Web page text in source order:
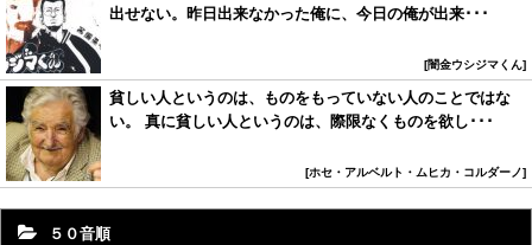
出せない。昨日出来なかった俺に、今日の俺が出来･･･
闇金ウシジマくん
貧しい人というのは、ものをもっていない人のことではな
い。 真に貧しい人というのは、際限なくものを欲し･･･
ホセ・アルベルト・ムヒカ・コルダーノ
５０音順